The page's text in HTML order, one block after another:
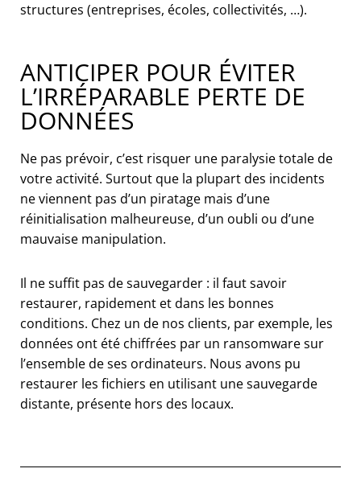
structures (entreprises, écoles, collectivités, …).
ANTICIPER POUR ÉVITER
L’IRRÉPARABLE PERTE DE
DONNÉES
Ne pas prévoir, c’est risquer une paralysie totale de
votre activité. Surtout que la plupart des incidents
ne viennent pas d’un piratage mais d’une
réinitialisation malheureuse, d’un oubli ou d’une
mauvaise manipulation.
Il ne suffit pas de sauvegarder : il faut savoir
restaurer, rapidement et dans les bonnes
conditions. Chez un de nos clients, par exemple, les
données ont été chiffrées par un ransomware sur
l’ensemble de ses ordinateurs. Nous avons pu
restaurer les fichiers en utilisant une sauvegarde
distante, présente hors des locaux.